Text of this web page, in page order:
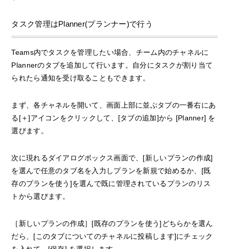
タスク管理はPlanner(プランナー)で行う
Teams内でタスクを管理したい場合、チーム内のチャネルに
Plannerのタブを追加して行います。自分にタスクが割り当て
られたら通知を受け取ることもできます。
まず、各チャネルを開いて、画面上部に並ぶタブの一番右にあ
る[＋]アイコンをクリックして、[タブの追加]から [Planner] を
選びます。
次に現れるダイアログボックス画面で、[新しいプランの作成]
を選んで任意のタブ名を入力しプランを新規で始めるか、[既
存のプランを使う]を選んで既に管理されているプランのリス
トから選びます。
［新しいプランの作成］[既存のプランを使う]どちらかを選ん
だら、[このタブについてのチャネルに投稿します]にチェック